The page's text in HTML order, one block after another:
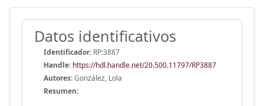
Datos identificativos
Identificador: RP:3887
Handle: https://hdl.handle.net/20.500.11797/RP3887
Autores:González, Lola
Resumen: